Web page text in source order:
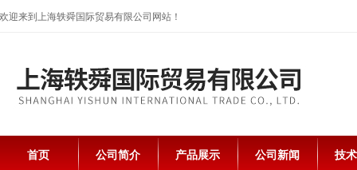
欢迎来到上海轶舜国际贸易有限公司网站！
首页 公司简介 产品展示 公司新闻 技